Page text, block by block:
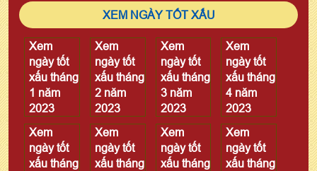
XEM NGÀY TỐT XẤU
Xem
ngày tốt
xấu tháng
1 năm
2023
Xem
ngày tốt
xấu tháng
2 năm
2023
Xem
ngày tốt
xấu tháng
3 năm
2023
Xem
ngày tốt
xấu tháng
4 năm
2023
Xem
ngày tốt
xấu tháng
Xem
ngày tốt
xấu tháng
Xem
ngày tốt
xấu tháng
Xem
ngày tốt
xấu tháng